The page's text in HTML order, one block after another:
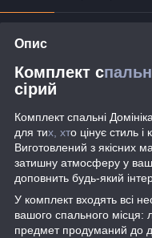
Опис
Комплект с
сірий
Комплект спальні
для тих, хто цінує стиль
Виготовлений з якісних
затишну атмосферу у
доповнить будь-який
У комплект входять всі
вашого спального місця:
предмет продуманий до